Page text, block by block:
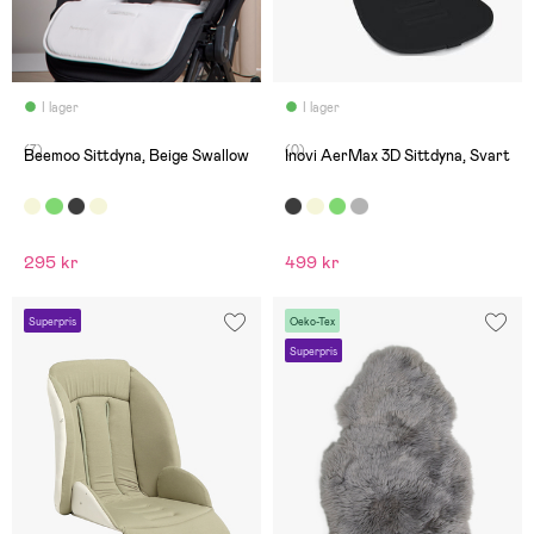
I lager
(7)
Beemoo Sittdyna, Beige Swallow
295 kr
I lager
(0)
Inovi AerMax 3D Sittdyna, Svart
499 kr
Superpris Oeko-Tex
Superpris